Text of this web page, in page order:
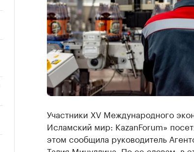
Участники XV Международного
Исламский мир: KazanForum»
этом сообщила руководитель